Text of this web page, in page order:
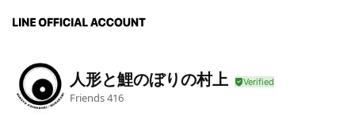
人形と鯉のぼりの村上
Friends416